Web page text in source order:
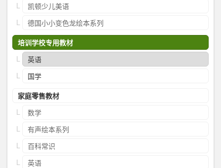
凯顿少儿美语
德国小小变色龙绘本系列
培训学校专用教材
英语
国学
家庭零售教材
数学
有声绘本系列
百科常识
英语